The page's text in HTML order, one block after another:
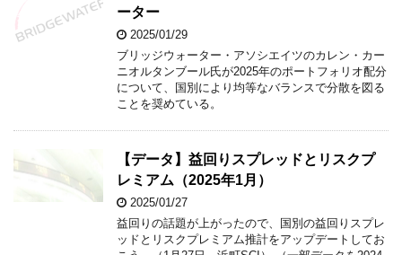
ーター
2025/01/29
ブリッジウォーター・アソシエイツのカレン・カー
ニオルタンブール氏が2025年のポートフォリオ配分
について、国別により均等なバランスで分散を図る
ことを奨めている。
【データ】益回りスプレッドとリスクプ
レミアム（2025年1月）
2025/01/27
益回りの話題が上がったので、国別の益回りスプレ
ッドとリスクプレミアム推計をアップデートしてお